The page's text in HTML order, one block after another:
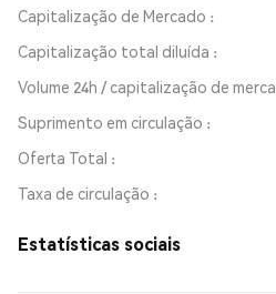
Capitalização de Mercado
Capitalização total diluída
Volume 24h / capitalização de
Suprimento em circulação
Oferta Total
Taxa de circulação
Estatísticas sociais